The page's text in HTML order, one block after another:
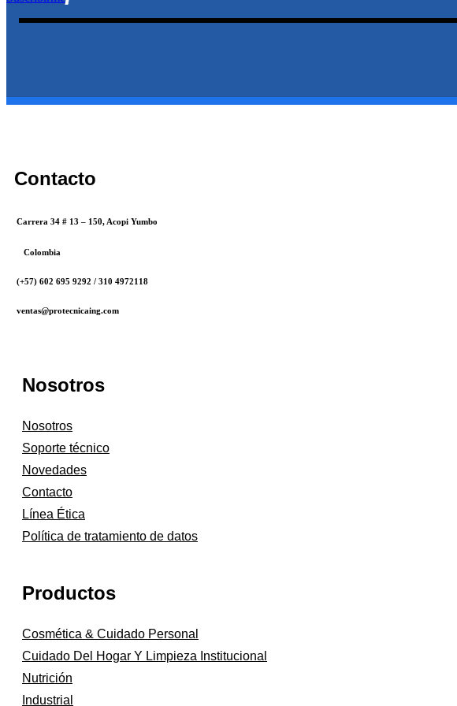
Contacto
Carrera 34 # 13 – 150, Acopi Yumbo
Colombia
(+57) 602 695 9292 / 310 4972118
ventas@protecnicaing.com
Nosotros
Nosotros
Soporte técnico
Novedades
Contacto
Línea Ética
Política de tratamiento de datos
Productos
Cosmética & Cuidado Personal
Cuidado Del Hogar Y Limpieza Institucional
Nutrición
Industrial